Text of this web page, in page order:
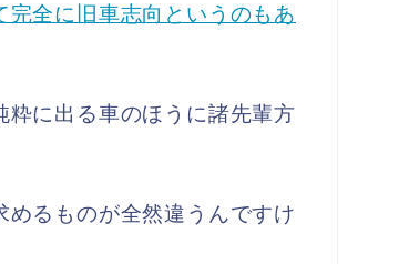
全に旧車志向というのもあ
粋に出る車のほうに諸先輩方
るものが全然違うんですけ